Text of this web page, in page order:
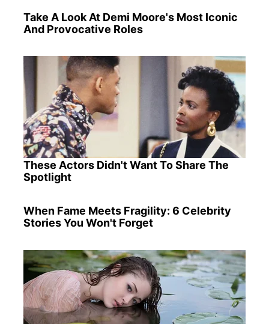
Take A Look At Demi Moore's Most Iconic
And Provocative Roles
These Actors Didn't Want To Share The
Spotlight
When Fame Meets Fragility: 6 Celebrity
Stories You Won't Forget